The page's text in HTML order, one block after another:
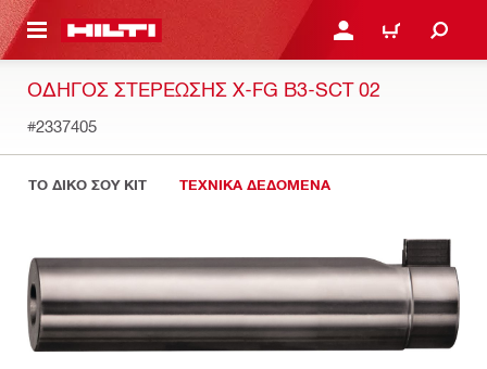
ΕΛΕΓΞΕΙΣ ΤΟ ΠΑΚΕΤΟ ΠΟΥ ΕΧΕΙΣ ΦΤΙΑΞΕΙ ΚΆΝΕ ΣΎΝΔΕΣΗ Ή
ΚΑΛΆΘΙ
ΟΔΗΓΌΣ ΣΤΕΡΈΩΣΗΣ X-FG B3-SCT 02
#2337405
ΤΟ ΔΙΚΟ ΣΟΥ KIT ΤΕΧΝΙΚΑ ΔΕΔΟΜΕΝΑ